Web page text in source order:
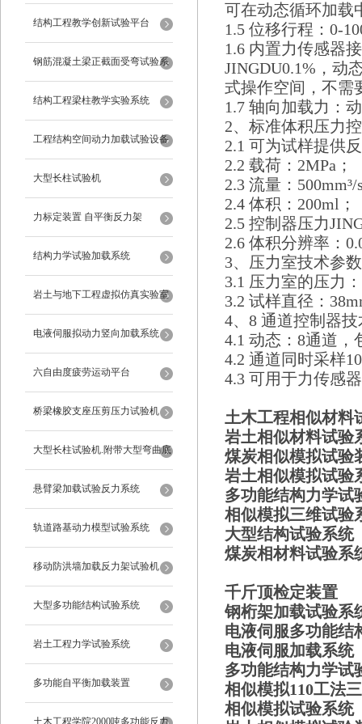
试验设备
结构工程教学创新试验平台
钢筋混凝土梁正截面受弯试验系
统
结构工程梁柱教学实验系统
工程结构空间动力加载试验设备
反力框架
大型长柱试验机
力标定装置 自平衡反力架
结构力学试验加载系统
岩土与地下工程虚拟仿真实验室
电液伺服拟动力竖向加载系统
六自由度疲劳运动平台
桥梁橡胶支座压剪压力试验机
大型长柱试验机.附带大型弯曲底
座
悬臂梁加载试验反力系统
轨道路基动力模型试验系统
移动防洪墙加载反力架试验机
大型多功能结构试验系统
岩土工程力学试验系统
多功能自平衡加载装置
土木工程学院2000吨多功能反力
可在动态循环加载
1.5 位移行程：0-
1.6 内置力传感器
JINGDU0.1%，动
式操作空间，不需
1.7 轴向加载力：
2、标准体积压力
2.1 可为试样提供
2.2 载荷：2MPa；
2.3 流量：500mm³/
2.4 体积：200ml；
2.5 控制器压力
2.6 体积分辨率：
3、压力室技术参
3.1 压力室的压力
3.2 试样直径：
4、8 通道控制器
4.1 动态：8通道
4.2 通道同时采样
4.3 可用于力传感
土木工程相似材料
岩土相似材料试验
煤炭相似模拟试验
岩土相似模拟试验
多功能结构力学
相似模拟三维试验
大型结构试验系统
煤炭相材料试验系
千斤顶检定装
钢桁架加载试验
电液伺服多功能
电液伺服加载系统
多功能结构力学
相似模拟110工法
相似模拟试验系统